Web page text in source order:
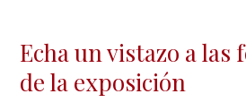
Echa un vistazo a las
de la exposición